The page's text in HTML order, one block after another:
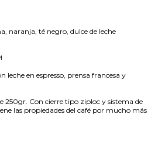
naranja, té negro, dulce de leche
leche en espresso, prensa francesa y
250gr. Con cierre tipo ziploc y sistema de
las propiedades del café por mucho más